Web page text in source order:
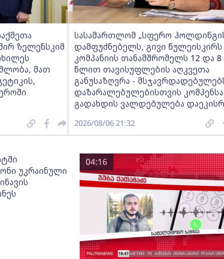
ზელენსკიმ
მათ
სასამართლომ „სფერო
დამფუძნებელს, გივი
კომპანიის თანამშრომელს 12 და 8
წლით თავისუფლების აღკვეთა
განუსაზღვრა -
დაზარალებულებისთვის
გადახდის ვალდებულება
2026/08/06 21:32
უკრაინული
04:16